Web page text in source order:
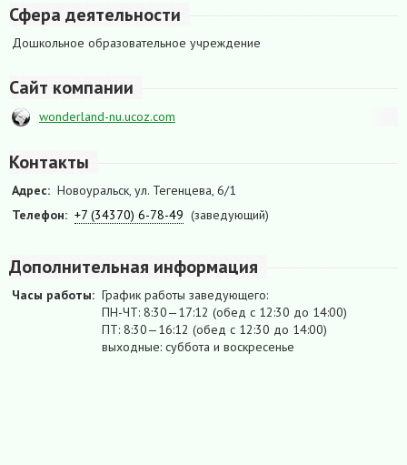
Сфера деятельности
Дошкольное образовательное учреждение
Сайт компании
wonderland-nu.ucoz.com
Контакты
Адрес: Новоуральск, ул. Тегенцева, 6/1
Телефон: +7 (34370) 6-78-49 (заведующий)
Дополнительная информация
Часы работы: График работы заведующего:
ПН-ЧТ: 8:30—17:12 (обед с 12:30 до 14:00)
ПТ: 8:30—16:12 (обед с 12:30 до 14:00)
выходные: суббота и воскресенье